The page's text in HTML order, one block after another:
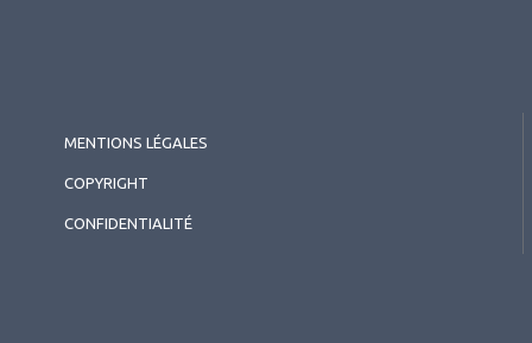
MENTIONS LÉGALES
COPYRIGHT
CONFIDENTIALITÉ